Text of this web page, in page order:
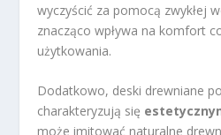
wyczyścić za pomocą zwykłej
znacząco wpływa na komfort
użytkowania.
Dodatkowo, deski drewniane
charakteryzują się
może imitować naturalne